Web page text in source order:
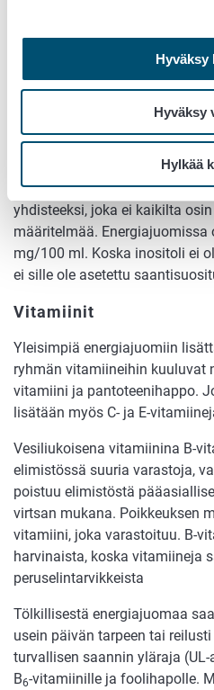
Hyväksy
Hyväksy
Hylkää
ainesosien vaikutuksesta ei
kofeiinipitoisista tuotteista.
sivuvaikutukset ovat samat
tuotteilla.
Inositoli
Inositoli on vesiliukoinen
glukoosista. Se luokitellaan
yhdisteeksi, joka ei kaikilta
määritelmää.
mg/100 ml. Koska inositoli ei
ei sille ole asetettu
Vitamiinit
Yleisimpiä energiajuomiin
ryhmän vitamiineihin kuuluvat
vitamiini ja pantoteenihappo.
lisätään myös C- ja E-
Vesiliukoisena vitamiinina B-
elimistössä suuria varastoja,
poistuu elimistöstä
virtsan mukana. Poikkeuksen
vitamiini, joka varastoituu. B-
harvinaista, koska vitamiineja
peruselintarvikkeista
Tölkillisestä energiajuomaa
usein päivän tarpeen tai
turvallisen saannin yläraja
B6-vitamiinille ja foolihapolle.